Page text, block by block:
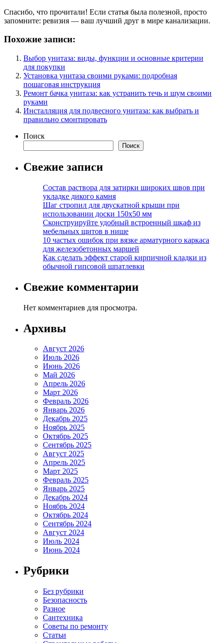
Спасибо, что прочитали! Если статья была полезной, просто
запомните: ревизия — ваш лучший друг в мире канализации.
Похожие записи:
Выбор унитаза: виды, функции и основные критерии
для покупки
Установка унитаза своими руками: подробная
пошаговая инструкция
Ремонт бачка унитаза: как устранить течь и шум своими
руками
Инсталляция для подвесного унитаза: как выбрать и
правильно смонтировать
Поиск
Поиск
Свежие записи
Состав раствора для затирки широких швов при
укладке дикого камня
Шаг стропил для двускатной крыши при
использовании доски 150х50 мм
Сконструируйте удобный встроенный шкаф из
мебельных щитов в нише
10 частых ошибок при вязке арматурного каркаса
для железобетонных маршей
Как сделать эффект старой кирпичной кладки из
обычной гипсовой шпатлевки
Свежие комментарии
Нет комментариев для просмотра.
Архивы
Август 2026
Июль 2026
Июнь 2026
Май 2026
Апрель 2026
Март 2026
Февраль 2026
Январь 2026
Декабрь 2025
Ноябрь 2025
Октябрь 2025
Сентябрь 2025
Август 2025
Апрель 2025
Март 2025
Февраль 2025
Январь 2025
Декабрь 2024
Ноябрь 2024
Октябрь 2024
Сентябрь 2024
Август 2024
Июль 2024
Июнь 2024
Рубрики
Без рубрики
Безопасность
Разное
Сантехника
Советы по ремонту
Статьи